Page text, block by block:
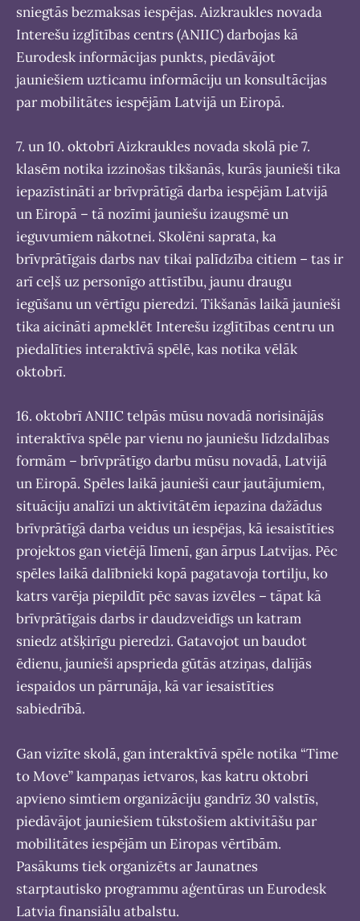
sniegtās bezmaksas iespējas. Aizkraukles novada
Interešu izglītības centrs (ANIIC) darbojas kā
Eurodesk informācijas punkts, piedāvājot
jauniešiem uzticamu informāciju un konsultācijas
par mobilitātes iespējām Latvijā un Eiropā.
7. un 10. oktobrī Aizkraukles novada skolā pie 7.
klasēm notika izzinošas tikšanās, kurās jaunieši tika
iepazīstināti ar brīvprātīgā darba iespējām Latvijā
un Eiropā – tā nozīmi jauniešu izaugsmē un
ieguvumiem nākotnei. Skolēni saprata, ka
brīvprātīgais darbs nav tikai palīdzība citiem – tas ir
arī ceļš uz personīgo attīstību, jaunu draugu
iegūšanu un vērtīgu pieredzi. Tikšanās laikā jaunieši
tika aicināti apmeklēt Interešu izglītības centru un
piedalīties interaktīvā spēlē, kas notika vēlāk
oktobrī.
16. oktobrī ANIIC telpās mūsu novadā norisinājās
interaktīva spēle par vienu no jauniešu līdzdalības
formām – brīvprātīgo darbu mūsu novadā, Latvijā
un Eiropā. Spēles laikā jaunieši caur jautājumiem,
situāciju analīzi un aktivitātēm iepazina dažādus
brīvprātīgā darba veidus un iespējas, kā iesaistīties
projektos gan vietējā līmenī, gan ārpus Latvijas. Pēc
spēles laikā dalībnieki kopā pagatavoja tortilju, ko
katrs varēja piepildīt pēc savas izvēles – tāpat kā
brīvprātīgais darbs ir daudzveidīgs un katram
sniedz atšķirīgu pieredzi. Gatavojot un baudot
ēdienu, jaunieši apsprieda gūtās atziņas, dalījās
iespaidos un pārrunāja, kā var iesaistīties
sabiedrībā.
Gan vizīte skolā, gan interaktīvā spēle notika “Time
to Move” kampaņas ietvaros, kas katru oktobri
apvieno simtiem organizāciju gandrīz 30 valstīs,
piedāvājot jauniešiem tūkstošiem aktivitāšu par
mobilitātes iespējām un Eiropas vērtībām.
Pasākums tiek organizēts ar Jaunatnes
starptautisko programmu aģentūras un Eurodesk
Latvia finansiālu atbalstu.